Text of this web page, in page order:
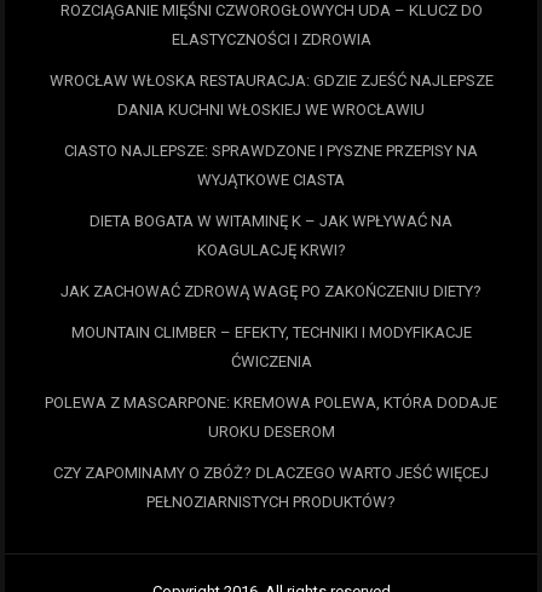
ROZCIĄGANIE MIĘŚNI CZWOROGŁOWYCH UDA – KLUCZ DO
ELASTYCZNOŚCI I ZDROWIA
WROCŁAW WŁOSKA RESTAURACJA: GDZIE ZJEŚĆ NAJLEPSZE
DANIA KUCHNI WŁOSKIEJ WE WROCŁAWIU
CIASTO NAJLEPSZE: SPRAWDZONE I PYSZNE PRZEPISY NA
WYJĄTKOWE CIASTA
DIETA BOGATA W WITAMINĘ K – JAK WPŁYWAĆ NA
KOAGULACJĘ KRWI?
JAK ZACHOWAĆ ZDROWĄ WAGĘ PO ZAKOŃCZENIU DIETY?
MOUNTAIN CLIMBER – EFEKTY, TECHNIKI I MODYFIKACJE
ĆWICZENIA
POLEWA Z MASCARPONE: KREMOWA POLEWA, KTÓRA DODAJE
UROKU DESEROM
CZY ZAPOMINAMY O ZBÓŻ? DLACZEGO WARTO JEŚĆ WIĘCEJ
PEŁNOZIARNISTYCH PRODUKTÓW?